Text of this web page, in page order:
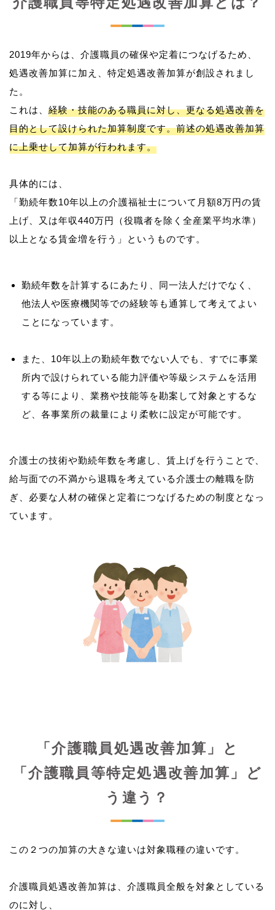
2019年からは、介護職員の確保や定着につなげるため、
処遇改善加算に加え、特定処遇改善加算が創設されまし
た。
これは、 経験・技能のある職員に対し、更なる処遇改善を
目的として設けられた加算制度です。前述の処遇改善加算
に上乗せして加算が行われます。
具体的には、
「勤続年数10年以上の介護福祉士について月額8万円の賃
上げ、又は年収440万円（役職者を除く全産業平均水準）
勤続年数を計算するにあたり、同一法人だけでなく、
他法人や医療機関等での経験等も通算して考えてよい
ことになっています。
また、10年以上の勤続年数でない人でも、すでに事業
所内で設けられている能力評価や等級システムを活用
する等により、業務や技能等を勘案して対象とするな
ど、各事業所の裁量により柔軟に設定が可能です。
介護士の技術や勤続年数を考慮し、賃上げを行うことで、
給与面での不満から退職を考えている介護士の離職を防
ぎ、必要な人材の確保と定着につなげるための制度となっ
ています。
「介護職員処遇改善加算」と
「介護職員等特定処遇改善加算」ど
う違う？
この２つの加算の大きな違いは対象職種の違いです。
介護職員処遇改善加算は、介護職員全般を対象としている